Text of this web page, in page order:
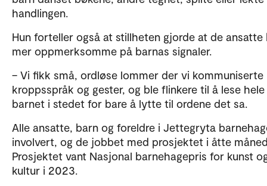
handlingen.
Hun forteller også at stillheten gjorde at de ansatte
mer oppmerksomme på barnas signaler.
– Vi fikk små, ordløse lommer der vi kommuniserte
kroppsspråk og gester, og ble flinkere til å lese hele
barnet i stedet for bare å lytte til ordene det sa.
Alle ansatte, barn og foreldre i Jettegryta
involvert, og de jobbet med prosjektet i åtte
Prosjektet vant Nasjonal barnehagepris for kunst
kultur i 2023.